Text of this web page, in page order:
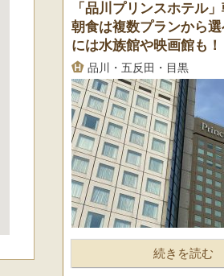
「品川プリンスホテル
朝食は複数プランから選
には水族館や映画館も！
品川・五反田・目黒
続きを読む